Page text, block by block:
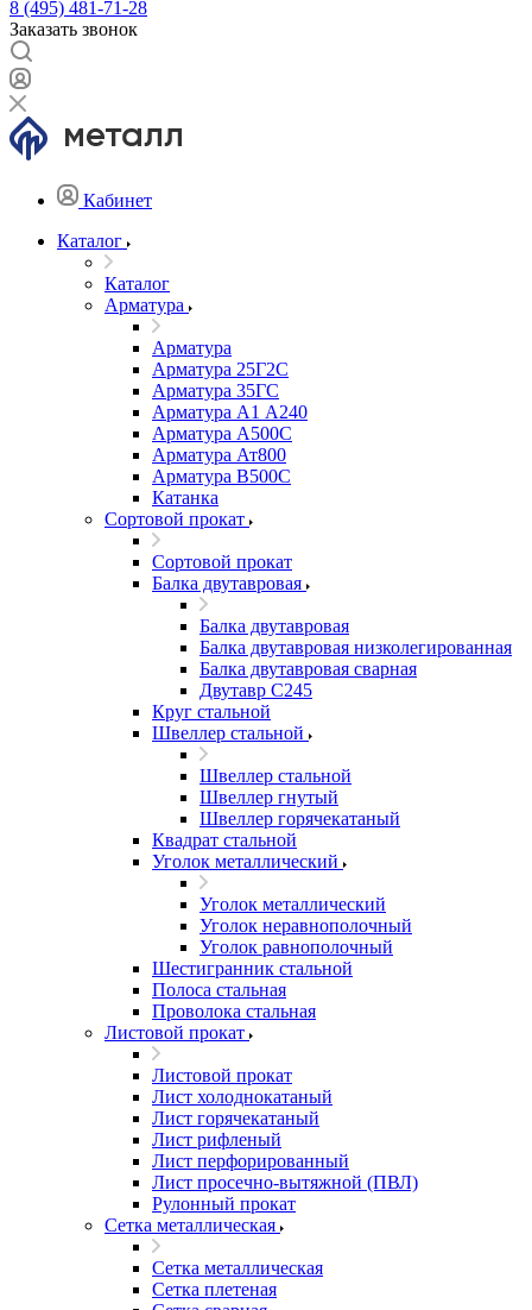
8 (495) 481-71-28
Заказать звонок
Кабинет
Каталог
Каталог
Арматура
Арматура
Арматура 25Г2С
Арматура 35ГС
Арматура А1 А240
Арматура А500С
Арматура Ат800
Арматура В500С
Катанка
Сортовой прокат
Сортовой прокат
Балка двутавровая
Балка двутавровая
Балка двутавровая низколегированная
Балка двутавровая сварная
Двутавр С245
Круг стальной
Швеллер стальной
Швеллер стальной
Швеллер гнутый
Швеллер горячекатаный
Квадрат стальной
Уголок металлический
Уголок металлический
Уголок неравнополочный
Уголок равнополочный
Шестигранник стальной
Полоса стальная
Проволока стальная
Листовой прокат
Листовой прокат
Лист холоднокатаный
Лист горячекатаный
Лист рифленый
Лист перфорированный
Лист просечно-вытяжной (ПВЛ)
Рулонный прокат
Сетка металлическая
Сетка металлическая
Сетка плетеная